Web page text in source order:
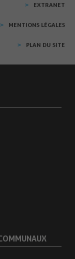
EXTRANET
MENTIONS LÉGALES
PLAN DU SITE